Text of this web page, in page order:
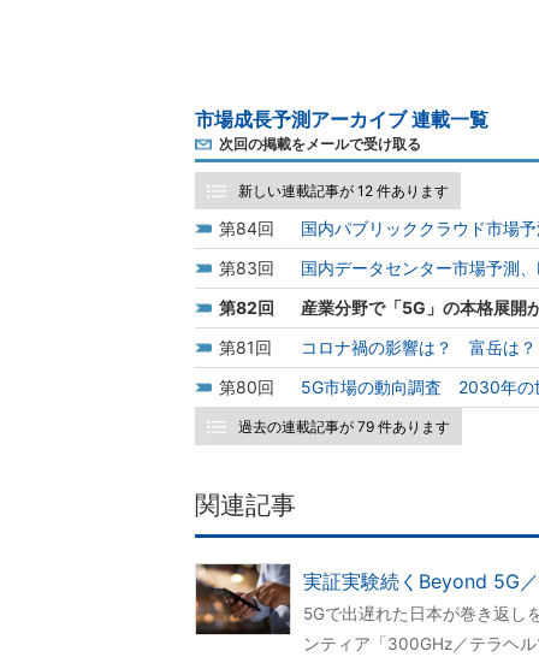
市場成長予測アーカイブ 連載一覧
次回の掲載をメールで受け取る
新しい連載記事が 12 件あります
84
国内パブリッククラウド市場
83
国内データセンター市場予測
82
産業分野で「5G」の本格展開
81
コロナ禍の影響は？ 富岳は
80
5G市場の動向調査 2030年の
過去の連載記事が 79 件あります
関連記事
実証実験続くBeyond 5G
5Gで出遅れた日本が巻き返し
ンティア「300GHz／テラヘ